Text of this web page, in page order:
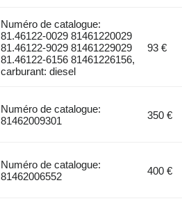
Numéro de catalogue:
81.46122-0029 81461220029
81.46122-9029 81461229029
81.46122-6156 81461226156,
carburant: diesel
93 €
Numéro de catalogue:
81462009301
350 €
Numéro de catalogue:
81462006552
400 €